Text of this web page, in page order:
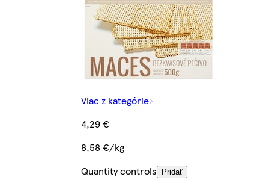
Viac z kategórie
4,29 €
8,58 €/kg
Quantity controls
Pridať